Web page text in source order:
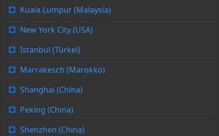
Kuala Lumpur (Malaysia)
New York City (USA)
Istanbul (Türkei)
Marrakesch (Marokko)
Shanghai (China)
Peking (China)
Shenzhen (China)